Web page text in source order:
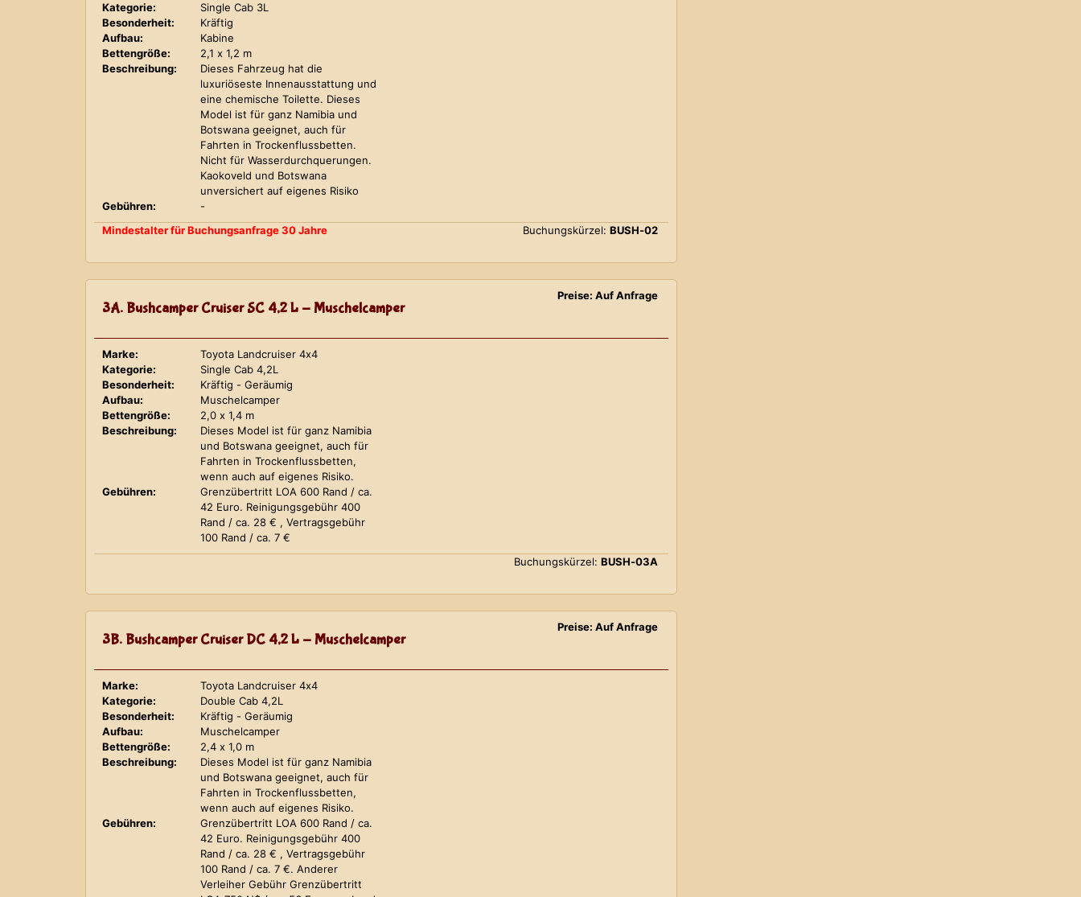
Kategorie:
Single Cab 3L
Besonderheit:
Kräftig
Aufbau:
Kabine
Bettengröße:
2,1 x 1,2 m
Beschreibung:
Dieses Fahrzeug hat die
luxuriöseste Innenausstattung und
eine chemische Toilette. Dieses
Model ist für ganz Namibia und
Botswana geeignet, auch für
Fahrten in Trockenflussbetten.
Nicht für Wasserdurchquerungen.
Kaokoveld und Botswana
unversichert auf eigenes Risiko
Gebühren:
-
Mindestalter für Buchungsanfrage 30 Jahre
Buchungskürzel: BUSH-02
3A. Bushcamper Cruiser SC 4,2 L - Muschelcamper
Preise: Auf Anfrage
Marke:
Toyota Landcruiser 4x4
Kategorie:
Single Cab 4,2L
Besonderheit:
Kräftig - Geräumig
Aufbau:
Muschelcamper
Bettengröße:
2,0 x 1,4 m
Beschreibung:
Dieses Model ist für ganz Namibia
und Botswana geeignet, auch für
Fahrten in Trockenflussbetten,
wenn auch auf eigenes Risiko.
Gebühren:
Grenzübertritt LOA 600 Rand / ca.
42 Euro. Reinigungsgebühr 400
Rand / ca. 28 € , Vertragsgebühr
100 Rand / ca. 7 €
Buchungskürzel: BUSH-03A
3B. Bushcamper Cruiser DC 4,2 L - Muschelcamper
Preise: Auf Anfrage
Marke:
Toyota Landcruiser 4x4
Kategorie:
Double Cab 4,2L
Besonderheit:
Kräftig - Geräumig
Aufbau:
Muschelcamper
Bettengröße:
2,4 x 1,0 m
Beschreibung:
Dieses Model ist für ganz Namibia
und Botswana geeignet, auch für
Fahrten in Trockenflussbetten,
wenn auch auf eigenes Risiko.
Gebühren:
Grenzübertritt LOA 600 Rand / ca.
42 Euro. Reinigungsgebühr 400
Rand / ca. 28 € , Vertragsgebühr
100 Rand / ca. 7 €. Anderer
Verleiher Gebühr Grenzübertritt